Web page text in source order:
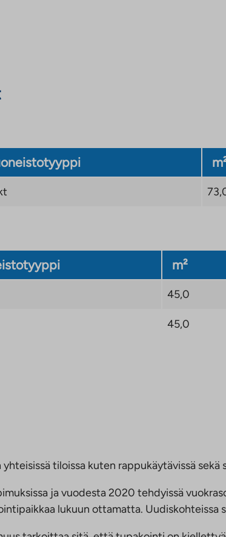
m²
45,0
45,0
tiloissa kuten rappukäytävissä sekä
ja vuodesta 2020 tehdyissä
lukuun ottamatta.